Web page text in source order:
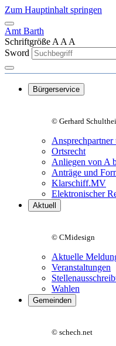
Zum Hauptinhalt springen
Amt Barth
Schriftgröße A A A
Sword
Bürgerservice
© Gerhard
Ortsrecht
Anliegen von A
Anträge und
Klarschiff.MV
Elektronischer
Aktuell
© CMidesign
Aktuelle
Veranstaltungen
Wahlen
Gemeinden
© schech.net